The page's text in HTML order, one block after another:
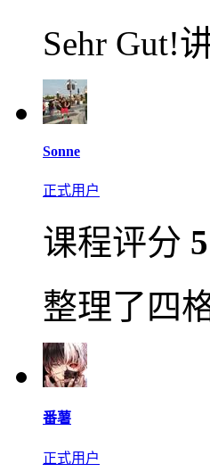
Sehr Gut!
Sonne
正式用户
课程评分 5
整理了四
番薯
正式用户